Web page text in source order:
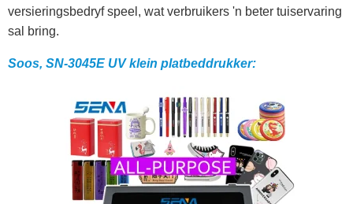
versieringsbedryf speel, wat verbruikers 'n beter tuiservaring
sal bring.
Soos, SN-3045E UV klein platbeddrukker: